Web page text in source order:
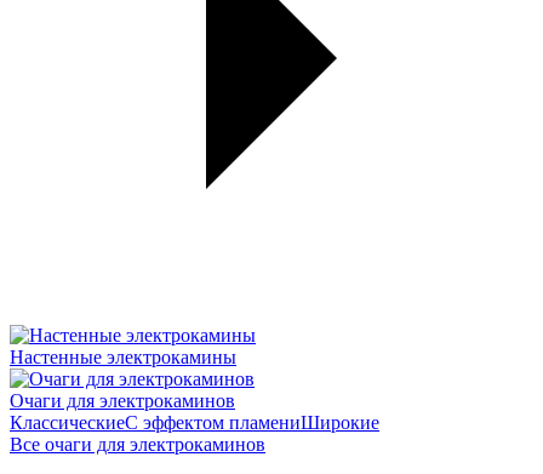
Настенные электрокамины
Очаги для электрокаминов
КлассическиеС эффектом пламениШирокие
Все очаги для электрокаминов